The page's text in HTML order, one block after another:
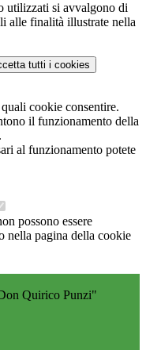
utilizzati si avvalgono di
alle finalità illustrate nella
tutti i cookies
cookie consentire.
il funzionamento della
al funzionamento potete
possono essere
nella pagina della cookie
Quirico Punzi"